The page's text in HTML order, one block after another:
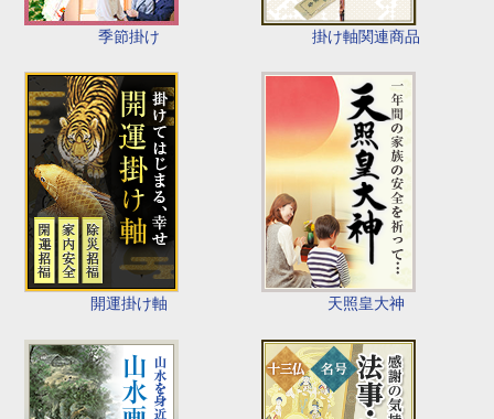
季節掛け 掛け軸関連商品
開運掛け軸 天照皇大神